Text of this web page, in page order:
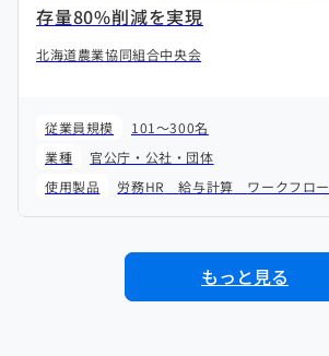
存量80%削減を実現
北海道農業協同組合中央会
従業員規模
101～300名
業種
官公庁・公社・団体
使用製品
労務HR 給与計算 ワークフロー
もっと見る